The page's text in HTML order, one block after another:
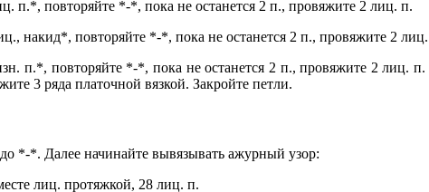
п.*, повторяйте *-*, пока не останется 2 п., провяжите 2 лиц. п.
накид*, повторяйте *-*, пока не останется 2 п., провяжите 2
п.*, повторяйте *-*, пока не останется 2 п., провяжите 2 лиц. п.
3 ряда платочной вязкой. Закройте петли.
*-*. Далее начинайте вывязывать ажурный узор:
лиц. протяжкой, 28 лиц. п.